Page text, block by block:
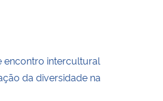
encontro intercultural
da diversidade na